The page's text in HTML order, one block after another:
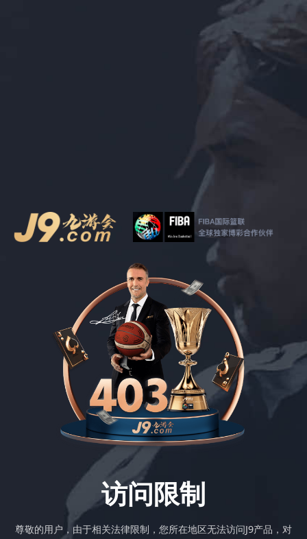
访问限制
尊敬的用户，由于相关法律限制，您所在地区无法访问J9产品，对